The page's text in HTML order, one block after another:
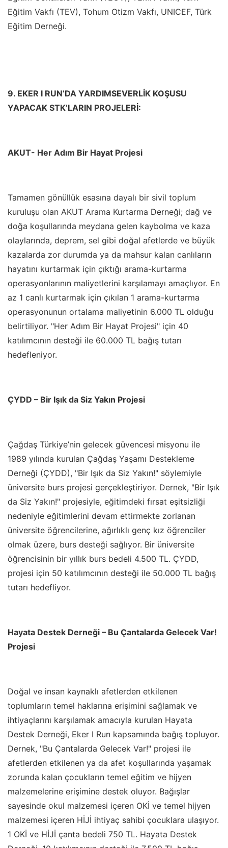
Eğitim Vakfı (TEV), Tohum Otizm Vakfı, UNICEF, Türk
Eğitim Derneği.
9. EKER I RUN’DA YARDIMSEVERLİK KOŞUSU
YAPACAK STK’LARIN PROJELERİ:
AKUT- Her Adım Bir Hayat Projesi
Tamamen gönüllük esasına dayalı bir sivil toplum
kuruluşu olan AKUT Arama Kurtarma Derneği; dağ ve
doğa koşullarında meydana gelen kaybolma ve kaza
olaylarında, deprem, sel gibi doğal afetlerde ve büyük
kazalarda zor durumda ya da mahsur kalan canlıların
hayatını kurtarmak için çıktığı arama-kurtarma
operasyonlarının maliyetlerini karşılamayı amaçlıyor. En
az 1 canlı kurtarmak için çıkılan 1 arama-kurtarma
operasyonunun ortalama maliyetinin 6.000 TL olduğu
belirtiliyor. "Her Adım Bir Hayat Projesi" için 40
katılımcının desteği ile 60.000 TL bağış tutarı
hedefleniyor.
ÇYDD – Bir Işık da Siz Yakın Projesi
Çağdaş Türkiye’nin gelecek güvencesi misyonu ile
1989 yılında kurulan Çağdaş Yaşamı Destekleme
Derneği (ÇYDD), "Bir Işık da Siz Yakın!" söylemiyle
üniversite burs projesi gerçekleştiriyor. Dernek, "Bir Işık
da Siz Yakın!" projesiyle, eğitimdeki fırsat eşitsizliği
nedeniyle eğitimlerini devam ettirmekte zorlanan
üniversite öğrencilerine, ağırlıklı genç kız öğrenciler
olmak üzere, burs desteği sağlıyor. Bir üniversite
öğrencisinin bir yıllık burs bedeli 4.500 TL. ÇYDD,
projesi için 50 katılımcının desteği ile 50.000 TL bağış
tutarı hedefliyor.
Hayata Destek Derneği – Bu Çantalarda Gelecek Var!
Projesi
Doğal ve insan kaynaklı afetlerden etkilenen
toplumların temel haklarına erişimini sağlamak ve
ihtiyaçlarını karşılamak amacıyla kurulan Hayata
Destek Derneği, Eker I Run kapsamında bağış topluyor.
Dernek, "Bu Çantalarda Gelecek Var!" projesi ile
afetlerden etkilenen ya da afet koşullarında yaşamak
zorunda kalan çocukların temel eğitim ve hijyen
malzemelerine erişimine destek oluyor. Bağışlar
sayesinde okul malzemesi içeren OKİ ve temel hijyen
malzemesi içeren HİJİ ihtiyaç sahibi çocuklara ulaşıyor.
1 OKİ ve HİJİ çanta bedeli 750 TL. Hayata Destek